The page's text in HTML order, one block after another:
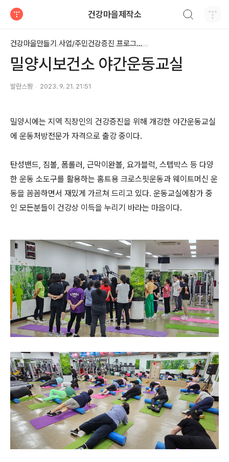
건강마을제작소
건강마을만들기 사업/주민건강증진 프로그램운영
밀양시보건소 야간운동교실
발란스짱 2023. 9. 21. 21:51
밀양시에는 지역 직장인의 건강증진을 위해 개강한 야간운동교실
에 운동처방전문가 자격으로 출강 중이다.
탄성밴드, 짐볼, 폼롤러, 근막이완볼, 요가블럭, 스텝박스 등 다양
한 운동 소도구를 활용하는 홈트용 크로스핏운동과 웨이트머신 운
동을 꼼꼼하면서 재밌게 가르쳐 드리고 있다. 운동교실에참가 중
인 모든분들이 건강상 이득을 누리기 바라는 마음이다.